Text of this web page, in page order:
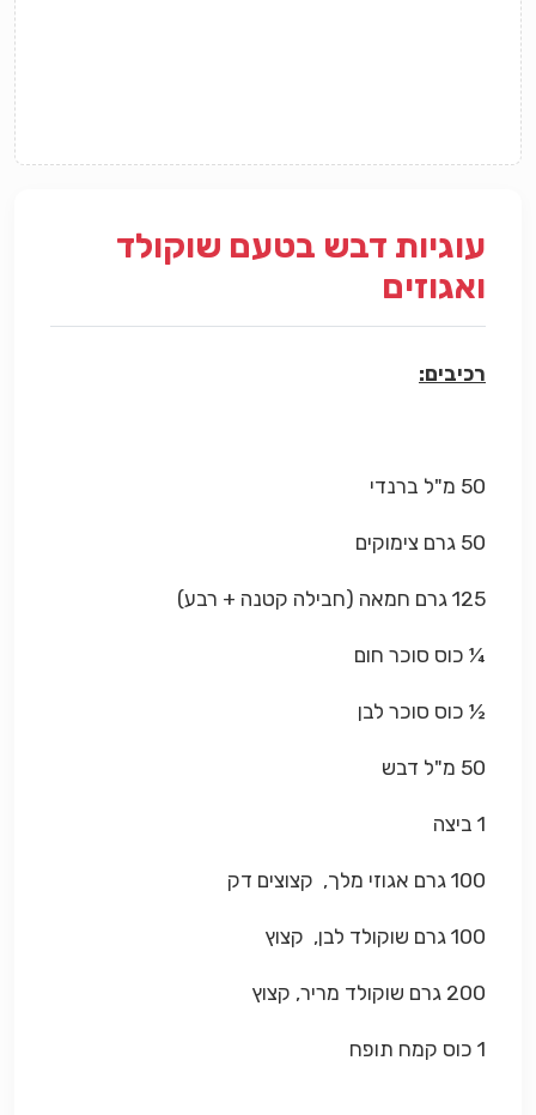
עוגיות דבש בטעם שוקולד
ואגוזים
רכיבים:
50 מ"ל ברנדי
50 גרם צימוקים
125 גרם חמאה (חבילה קטנה + רבע)
¼ כוס סוכר חום
½ כוס סוכר לבן
50 מ"ל דבש
1 ביצה
100 גרם אגוזי מלך, קצוצים דק
100 גרם שוקולד לבן, קצוץ
200 גרם שוקולד מריר, קצוץ
1 כוס קמח תופח